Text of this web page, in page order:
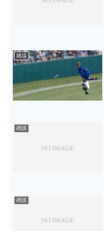
雑談
雑談
雑談